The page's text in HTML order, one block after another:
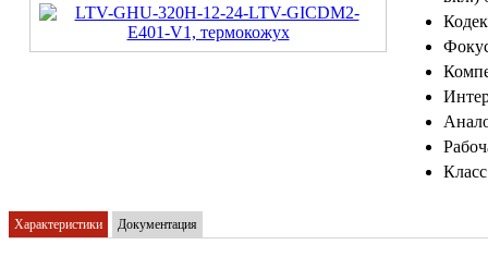
Характеристики Документация